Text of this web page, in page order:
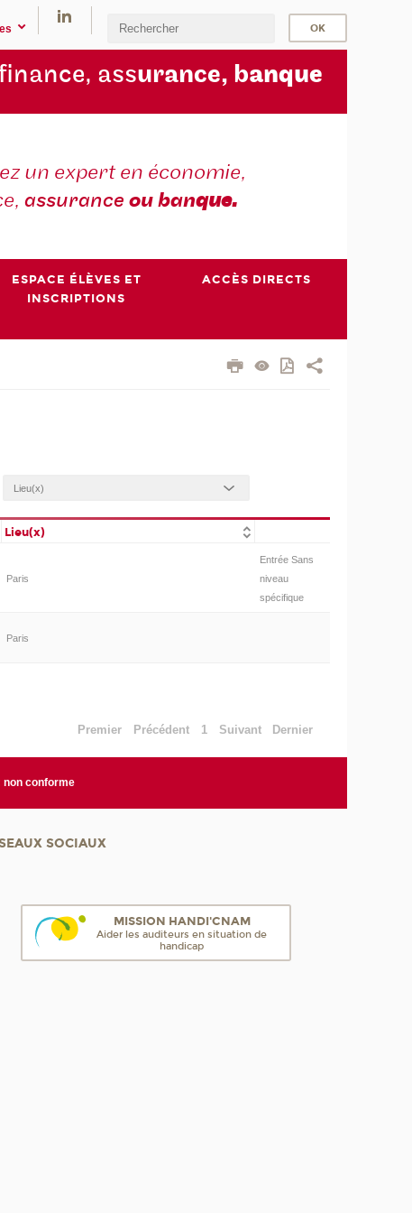
assurance, banque
un expert en économie,
assurance ou banque.
ESPACE ÉLÈVES ET
INSCRIPTIONS
ACCÈS DIRECTS
Lieu(x)
Paris
Entrée Sans
niveau
spécifique
Paris
Premier Précédent 1 Suivant Dernier
conforme
SOCIAUX
MISSION HANDI'CNAM
Aider les auditeurs en situation de
handicap